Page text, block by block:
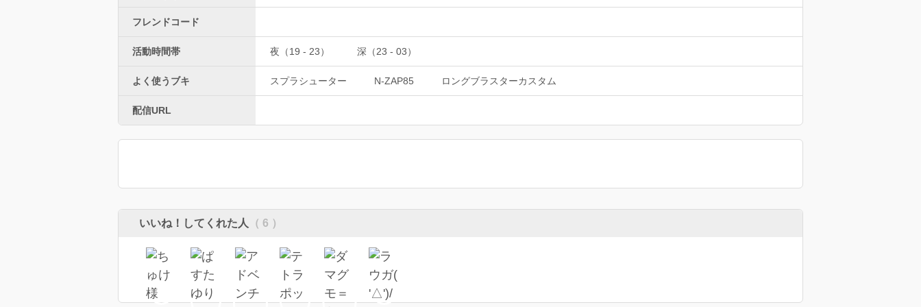
フレンドコード
活動時間帯 夜（19 - 23） 深（23 - 03）
よく使うブキ スプラシューター N-ZAP85 ロングブラスターカスタム
配信URL
いいね！してくれた人 （ 6 ）